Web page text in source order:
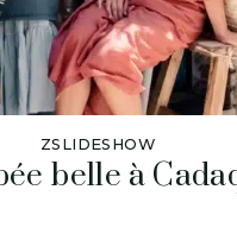
ZSLIDESHOW
belle à